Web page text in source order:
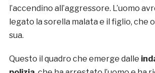
l’accendino all’aggressore. L’uomo
legato la sorella malata e il figlio, che
sua.
Questo il quadro che emerge dalle